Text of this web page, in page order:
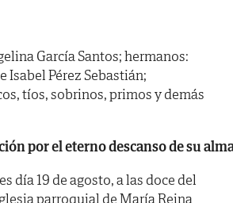
García Santos; hermanos:
Isabel Pérez Sebastián;
tíos, sobrinos, primos y demás
por el eterno descanso de su
día 19 de agosto, a las doce del
parroquial de María Reina